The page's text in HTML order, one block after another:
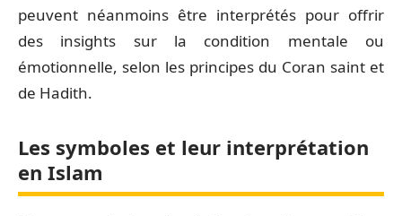
peuvent néanmoins être interprétés pour offrir
des insights sur la condition mentale ou
émotionnelle, selon les principes du Coran saint et
de Hadith.
Les symboles et leur interprétation
en Islam